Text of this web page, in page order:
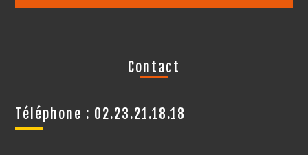
Contact
Téléphone : 02.23.21.18.18